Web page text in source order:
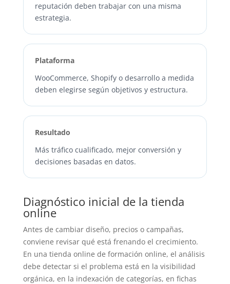
reputación deben trabajar con una misma
estrategia.
Plataforma
WooCommerce, Shopify o desarrollo a medida
deben elegirse según objetivos y estructura.
Resultado
Más tráfico cualificado, mejor conversión y
decisiones basadas en datos.
Diagnóstico inicial de la tienda
online
Antes de cambiar diseño, precios o campañas,
conviene revisar qué está frenando el crecimiento.
En una tienda online de formación online, el análisis
debe detectar si el problema está en la visibilidad
orgánica, en la indexación de categorías, en fichas